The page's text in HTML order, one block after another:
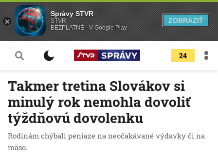
24
Takmer tretina Slovákov si
minulý rok nemohla dovoliť
týždňovú dovolenku
Rodinám chýbali peniaze na neočakávané výdavky či na
mäso.
Správy STVR
STVR
BEZPLATNÉ - V Google Play
ZOBRAZIŤ